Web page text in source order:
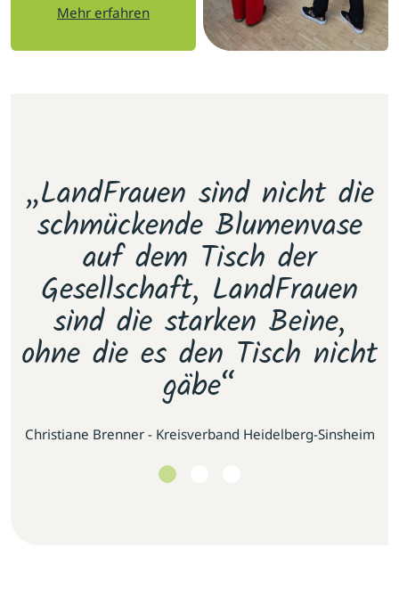
Mehr erfahren
„LandFrauen sind nicht die
schmückende Blumenvase
auf dem Tisch der
Gesellschaft, LandFrauen
sind die starken Beine,
ohne die es den Tisch nicht
gäbe“
Christiane Brenner - Kreisverband Heidelberg-Sinsheim